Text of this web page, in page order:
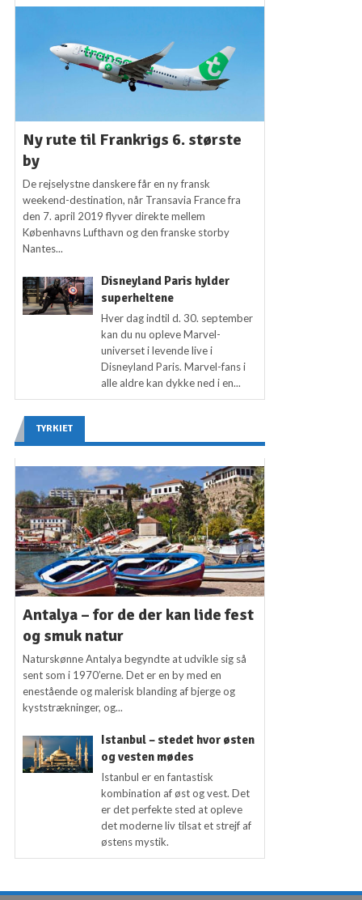
Ny rute til Frankrigs 6. største
by
De rejselystne danskere får en ny fransk
weekend-destination, når Transavia France fra
den 7. april 2019 flyver direkte mellem
Københavns Lufthavn og den franske storby
Nantes...
Disneyland Paris hylder
superheltene
Hver dag indtil d. 30. september
kan du nu opleve Marvel-
universet i levende live i
Disneyland Paris. Marvel-fans i
alle aldre kan dykke ned i en...
TYRKIET
Antalya – for de der kan lide fest
og smuk natur
Naturskønne Antalya begyndte at udvikle sig så
sent som i 1970’erne. Det er en by med en
enestående og malerisk blanding af bjerge og
kyststrækninger, og...
Istanbul – stedet hvor østen
og vesten mødes
Istanbul er en fantastisk
kombination af øst og vest. Det
er det perfekte sted at opleve
det moderne liv tilsat et strejf af
østens mystik.